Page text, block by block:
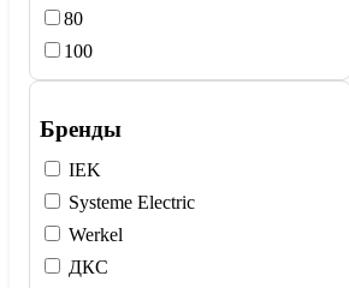
80
100
Бренды
IEK
Systeme Electric
Werkel
ДКС